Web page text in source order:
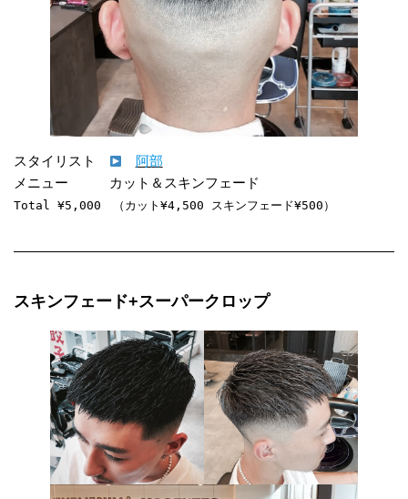
スタイリスト
阿部
Total ¥5,000　（カット¥4,500 スキンフェード¥500）
スキンフェード+スーパークロップ